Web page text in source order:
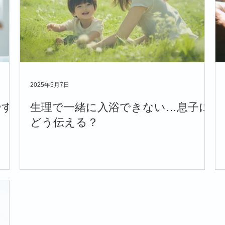
生理で一緒に入浴できない…息子に
どう伝える？
2025年5月7日